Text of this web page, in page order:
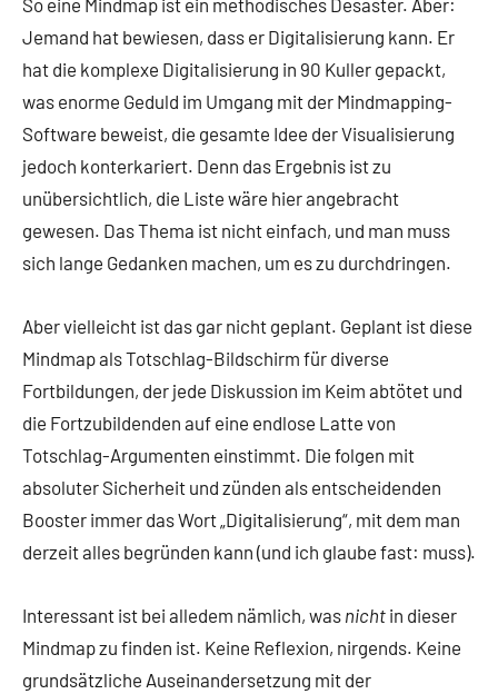
So eine Mindmap ist ein methodisches Desaster. Aber:
Jemand hat bewiesen, dass er Digitalisierung kann. Er
hat die komplexe Digitalisierung in 90 Kuller gepackt,
was enorme Geduld im Umgang mit der Mindmapping-
Software beweist, die gesamte Idee der Visualisierung
jedoch konterkariert. Denn das Ergebnis ist zu
unübersichtlich, die Liste wäre hier angebracht
gewesen. Das Thema ist nicht einfach, und man muss
sich lange Gedanken machen, um es zu durchdringen.
Aber vielleicht ist das gar nicht geplant. Geplant ist diese
Mindmap als Totschlag-Bildschirm für diverse
Fortbildungen, der jede Diskussion im Keim abtötet und
die Fortzubildenden auf eine endlose Latte von
Totschlag-Argumenten einstimmt. Die folgen mit
absoluter Sicherheit und zünden als entscheidenden
Booster immer das Wort „Digitalisierung“, mit dem man
derzeit alles begründen kann (und ich glaube fast: muss).
Interessant ist bei alledem nämlich, was nicht in dieser
Mindmap zu finden ist. Keine Reflexion, nirgends. Keine
grundsätzliche Auseinandersetzung mit der